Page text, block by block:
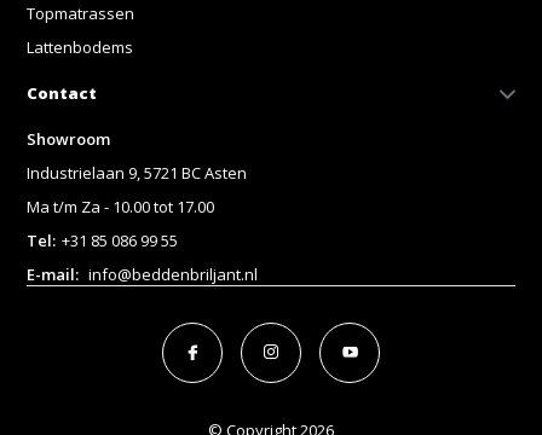
Topmatrassen
Lattenbodems
Contact
Showroom
Industrielaan 9, 5721 BC Asten
Ma t/m Za - 10.00 tot 17.00
Tel: +31 85 086 99 55
E-mail: info@beddenbriljant.nl
© Copyright 2026